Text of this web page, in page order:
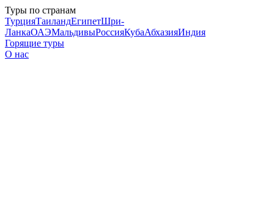
Туры по странам
ТурцияТаиландЕгипетШри-
ЛанкаОАЭМальдивыРоссияКубаАбхазияИндия
Горящие туры
О нас